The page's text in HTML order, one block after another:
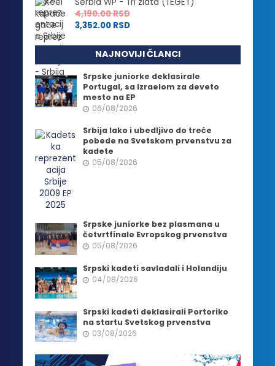
Serbia WP - Tri zlata (TEGET)
4,190.00RSD
3,352.00 RSD
NAJNOVIJI ČLANCI
Srpske juniorke deklasirale
Portugal, sa Izraelom za deveto
mesto na EP
06/08/2026
Srbija lako i ubedljivo do treće
pobede na Svetskom prvenstvu za
kadete
05/08/2026
Srpske juniorke bez plasmana u
četvrtfinale Evropskog prvenstva
05/08/2026
Srpski kadeti savladali i Holandiju
04/08/2026
Srpski kadeti deklasirali Portoriko
na startu Svetskog prvenstva
03/08/2026